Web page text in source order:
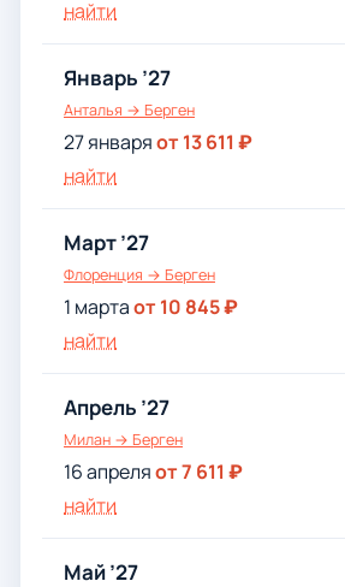
найти
Январь ’27
Анталья → Берген
27 январяот 13 611 ₽
найти
Март ’27
Флоренция → Берген
1 мартаот 10 845 ₽
найти
Апрель ’27
Милан → Берген
16 апреляот 7 611 ₽
найти
Май ’27